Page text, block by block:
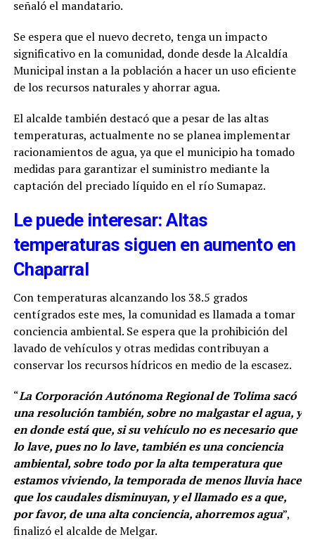
señaló el mandatario.
Se espera que el nuevo decreto, tenga un impacto
significativo en la comunidad, donde desde la Alcaldía
Municipal instan a la población a hacer un uso eficiente
de los recursos naturales y ahorrar agua.
El alcalde también destacó que a pesar de las altas
temperaturas, actualmente no se planea implementar
racionamientos de agua, ya que el municipio ha tomado
medidas para garantizar el suministro mediante la
captación del preciado líquido en el río Sumapaz.
Le puede interesar: Altas
temperaturas siguen en aumento en
Chaparral
Con temperaturas alcanzando los 38.5 grados
centígrados este mes, la comunidad es llamada a tomar
conciencia ambiental. Se espera que la prohibición del
lavado de vehículos y otras medidas contribuyan a
conservar los recursos hídricos en medio de la escasez.
“La Corporación Autónoma Regional de Tolima sacó
una resolución también, sobre no malgastar el agua, y
en donde está que, si su vehículo no es necesario que
lo lave, pues no lo lave, también es una conciencia
ambiental, sobre todo por la alta temperatura que
estamos viviendo, la temporada de menos lluvia hace
que los caudales disminuyan, y el llamado es a que,
por favor, de una alta conciencia, ahorremos agua”,
finalizó el alcalde de Melgar.